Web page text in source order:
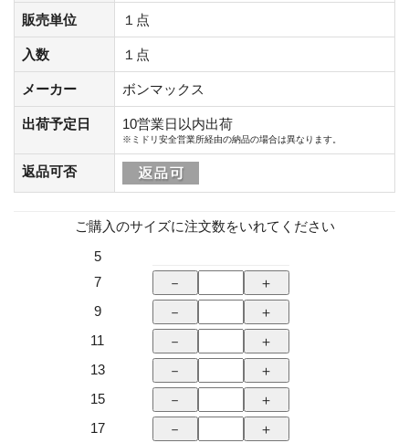
販売単位 １点
入数 １点
メーカー ボンマックス
出荷予定日 10営業日以内出荷
※ミドリ安全営業所経由の納品の場合は異なります。
返品可否
ご購入のサイズに注文数をいれてください
5
7
9
11
13
15
17